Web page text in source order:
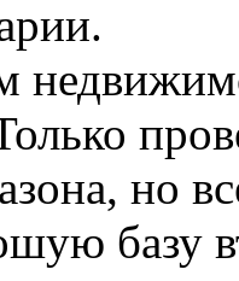
но
базу